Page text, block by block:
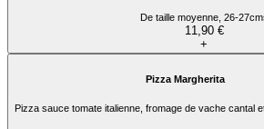
De taille moyenne, 26-
11,90 €
+
Pizza Margherita
Pizza sauce tomate italienne, fromage de vache cantal